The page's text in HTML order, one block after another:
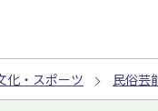
化・スポーツ 民俗芸